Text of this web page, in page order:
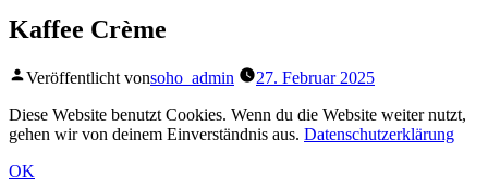
Kaffee Crème
Veröffentlicht vonsoho_admin
27. Februar 2025
Diese Website benutzt Cookies. Wenn du die Website weiter nutzt,
gehen wir von deinem Einverständnis aus. Datenschutzerklärung
OK